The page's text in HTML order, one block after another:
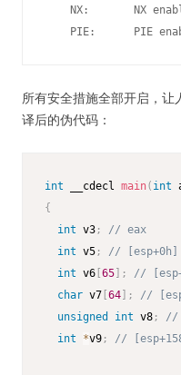
NX:       NX
PIE:      PIE
所有安全措施全部开启，让
译后的伪代码：
int __cdecl main( int
{
int v3 ;
// eax
int v5 ;
// [esp+0h]
int v6 65 ;
//
char v7 64 ;
//
unsigned
int v8 ;
//
int
*v9 ; //